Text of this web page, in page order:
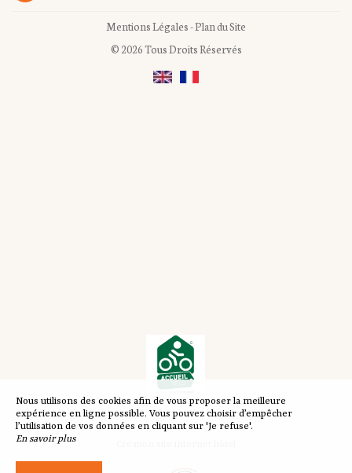
Mentions Légales-Plan du Site
© 2026 Tous Droits Réservés
Nous utilisons des cookies afin de vous proposer la meilleure
expérience en ligne possible. Vous pouvez choisir d’empêcher
l’utilisation de vos données en cliquant sur 'Je refuse'.
En savoir plus